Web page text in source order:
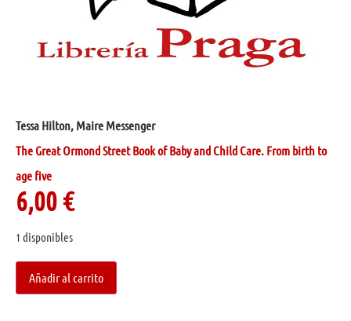
Tessa Hilton, Maire Messenger
The Great Ormond Street Book of Baby and Child Care. From birth to
age five
6,00€
1 disponibles
Añadir al carrito